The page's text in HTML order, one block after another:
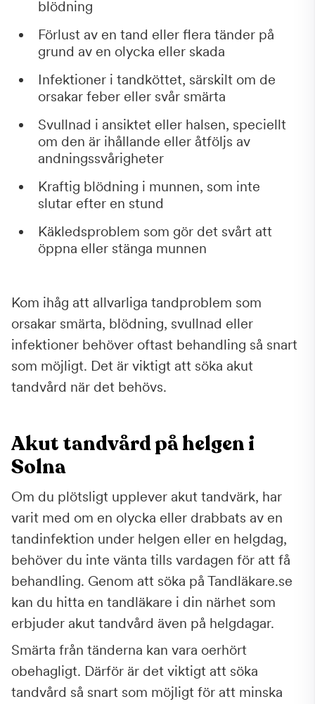
blödning
Förlust av en tand eller flera tänder på
grund av en olycka eller skada
Infektioner i tandköttet, särskilt om de
orsakar feber eller svår smärta
Svullnad i ansiktet eller halsen, speciellt
om den är ihållande eller åtföljs av
andningssvårigheter
Kraftig blödning i munnen, som inte
slutar efter en stund
Käkledsproblem som gör det svårt att
öppna eller stänga munnen
Kom ihåg att allvarliga tandproblem som
orsakar smärta, blödning, svullnad eller
infektioner behöver oftast behandling så snart
som möjligt. Det är viktigt att söka akut
tandvård när det behövs.
Akut tandvård på helgen i
Solna
Om du plötsligt upplever akut tandvärk, har
varit med om en olycka eller drabbats av en
tandinfektion under helgen eller en helgdag,
behöver du inte vänta tills vardagen för att få
behandling. Genom att söka på Tandläkare.se
kan du hitta en tandläkare i din närhet som
erbjuder akut tandvård även på helgdagar.
Smärta från tänderna kan vara oerhört
obehagligt. Därför är det viktigt att söka
tandvård så snart som möjligt för att minska